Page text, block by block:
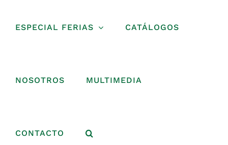
ESPECIAL FERIAS CATÁLOGOS
NOSOTROS MULTIMEDIA
CONTACTO